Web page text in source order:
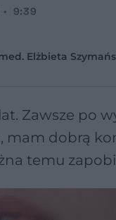
Elżbieta
9:39
Zawsze po
mam dobrą
temu